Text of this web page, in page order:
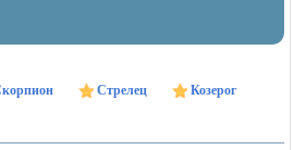
Стрелец
Козерог